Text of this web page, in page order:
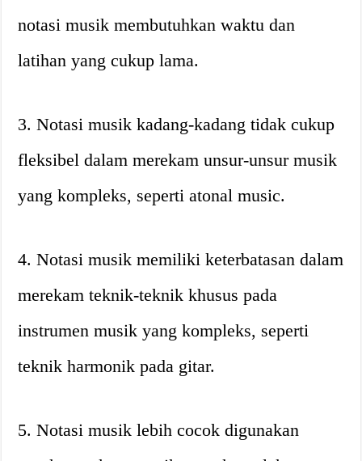
notasi musik membutuhkan waktu dan
latihan yang cukup lama.
3. Notasi musik kadang-kadang tidak cukup
fleksibel dalam merekam unsur-unsur musik
yang kompleks, seperti atonal music.
4. Notasi musik memiliki keterbatasan dalam
merekam teknik-teknik khusus pada
instrumen musik yang kompleks, seperti
teknik harmonik pada gitar.
5. Notasi musik lebih cocok digunakan